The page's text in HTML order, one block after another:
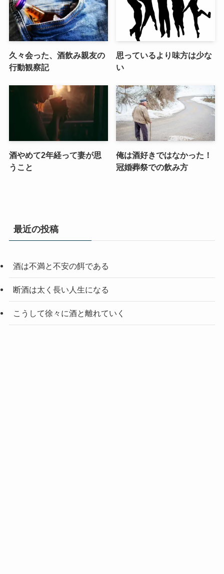
久々会った、酒飲み親友の
行動観察記
思っているより味方は少な
い
酒やめて2年経って妻が思
うこと
俺は酒好きではなかった！
冠婚葬祭での飲み方
最近の投稿
酒は不満と不安の餌である
断酒は太く長い人生になる
こうして徐々に酒と離れていく